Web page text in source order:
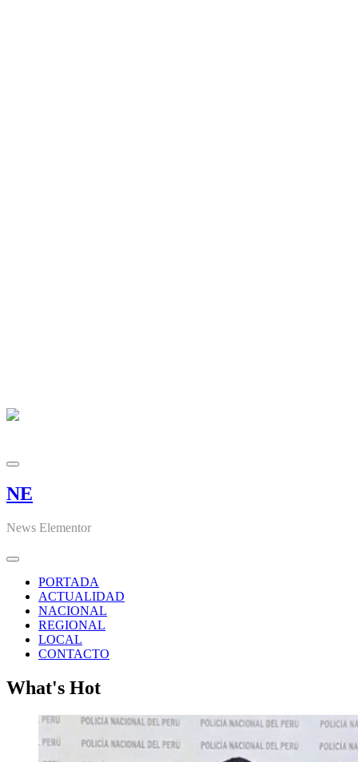
NE
News Elementor
PORTADA
ACTUALIDAD
NACIONAL
REGIONAL
LOCAL
CONTACTO
What's Hot